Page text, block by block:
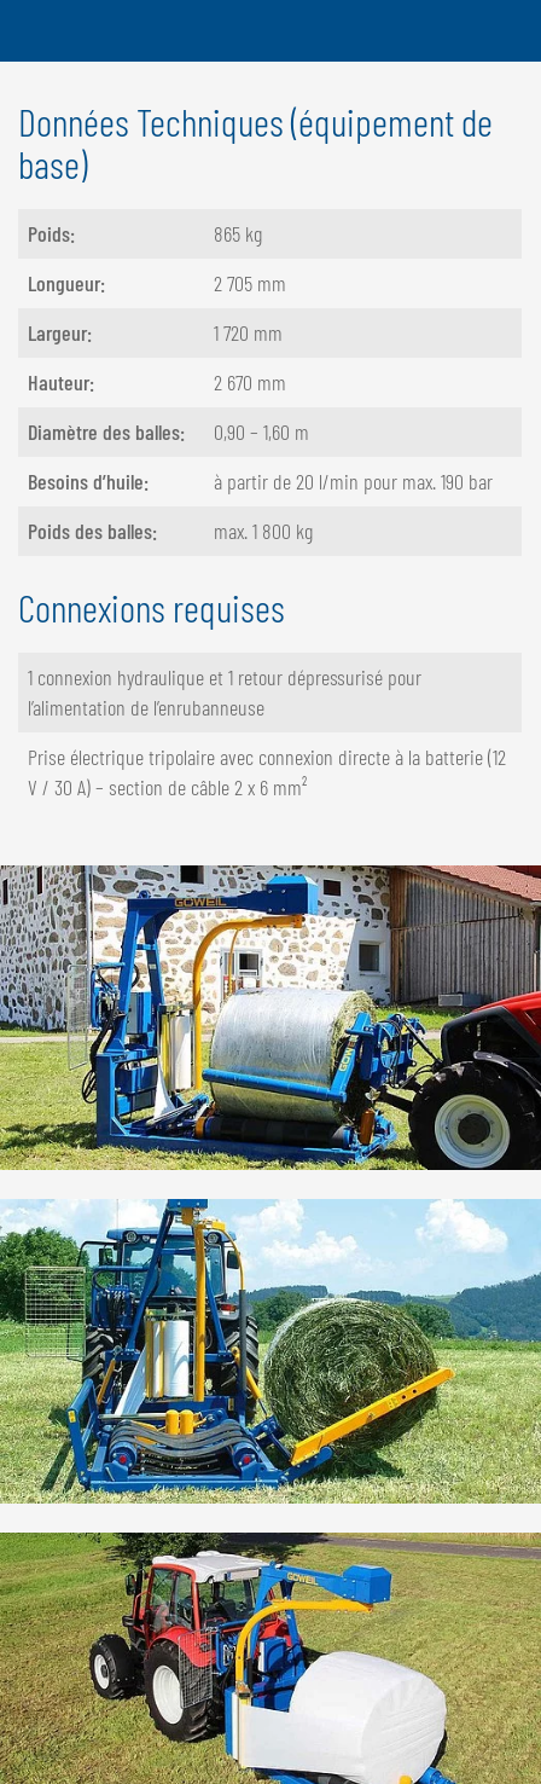
Données Techniques (équipement de
base)
Poids:
865 kg
Longueur:
2 705 mm
Largeur:
1 720 mm
Hauteur:
2 670 mm
Diamètre des balles:
0,90 – 1,60 m
Besoins d’huile:
à partir de 20 l/min pour max. 190 bar
Poids des balles:
max. 1 800 kg
Connexions requises
1 connexion hydraulique et 1 retour dépressurisé pour
l’alimentation de l’enrubanneuse
Prise électrique tripolaire avec connexion directe à la batterie (12
V / 30 A) – section de câble 2 x 6 mm²